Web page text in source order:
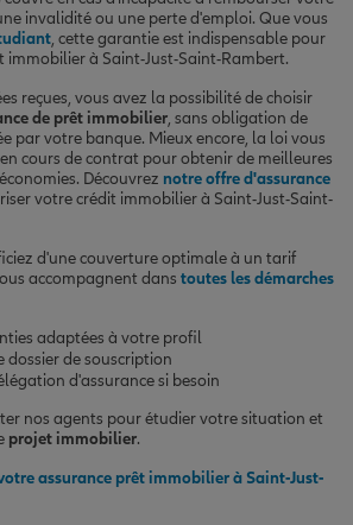
invalidité ou une perte d'emploi. Que vous
, cette garantie est indispensable pour
immobilier à Saint-Just-Saint-Rambert.
reçues, vous avez la possibilité de choisir
de prêt immobilier, sans obligation de
par votre banque. Mieux encore, la loi vous
cours de contrat pour obtenir de meilleures
Découvrez notre offre d'assurance
votre crédit immobilier à Saint-Just-Saint-
d'une couverture optimale à un tarif
accompagnent dans toutes les démarches
adaptées à votre profil
de souscription
d'assurance si besoin
nos agents pour étudier votre situation et
projet immobilier.
assurance prêt immobilier à Saint-Just-